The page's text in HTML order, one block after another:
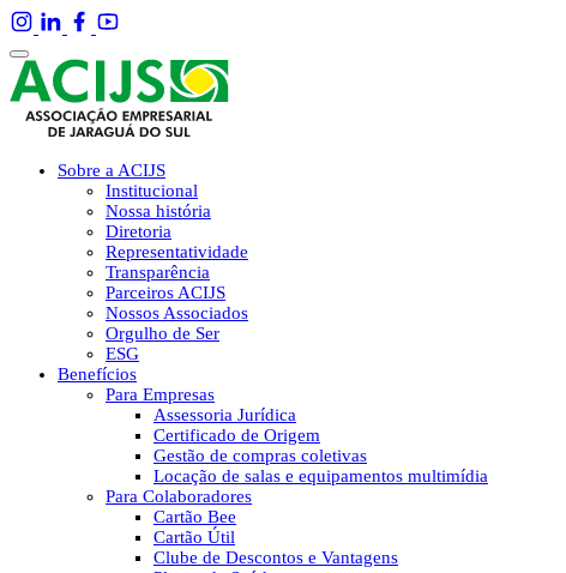
Sobre a ACIJS
Institucional
Nossa história
Diretoria
Representatividade
Transparência
Parceiros ACIJS
Nossos Associados
Orgulho de Ser
ESG
Benefícios
Para Empresas
Assessoria Jurídica
Certificado de Origem
Gestão de compras coletivas
Locação de salas e equipamentos multimídia
Para Colaboradores
Cartão Bee
Cartão Útil
Clube de Descontos e Vantagens